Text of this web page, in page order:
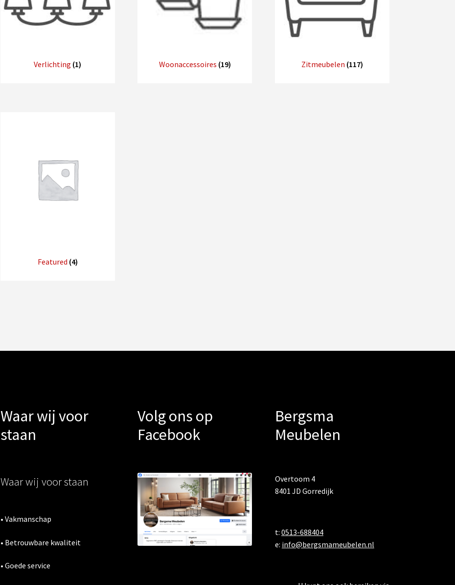
Verlichting (1) Woonaccessoires (19) Zitmeubelen (117)
Featured (4)
Waar wij voor
staan
Waar wij voor staan
• Vakmanschap
• Betrouwbare kwaliteit
• Goede service
Volg ons op
Facebook
Bergsma
Meubelen
Overtoom 4
8401 JD Gorredijk
t: 0513-688404
e: info@bergsmameubelen.nl